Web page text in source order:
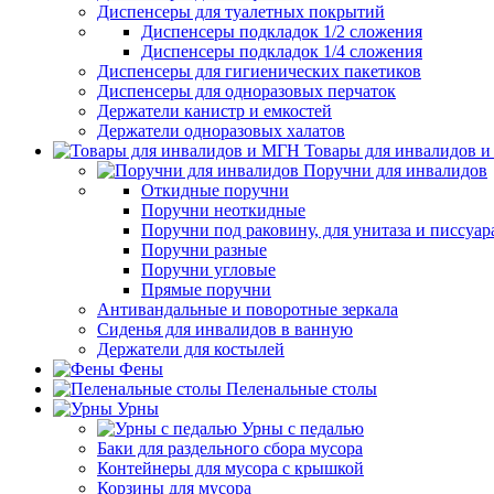
Диспенсеры для туалетных покрытий
Диспенсеры подкладок 1/2 сложения
Диспенсеры подкладок 1/4 сложения
Диспенсеры для гигиенических пакетиков
Диспенсеры для одноразовых перчаток
Держатели канистр и емкостей
Держатели одноразовых халатов
Товары для инвалидов
Поручни для инвалидов
Откидные поручни
Поручни неоткидные
Поручни под раковину, для унитаза и
Поручни разные
Поручни угловые
Прямые поручни
Антивандальные и поворотные зеркала
Сиденья для инвалидов в ванную
Держатели для костылей
Фены
Пеленальные столы
Урны
Урны с педалью
Баки для раздельного сбора мусора
Контейнеры для мусора с крышкой
Корзины для мусора